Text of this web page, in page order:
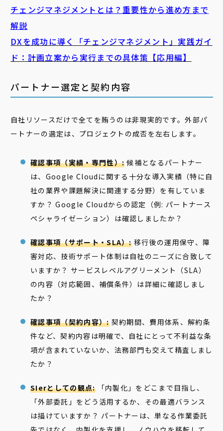
チェンジマネジメントとは？重要性から進め方まで
解説
DXを成功に導く「チェンジマネジメント」実践ガイ
ド：計画立案から実行までの具体策【応用編】
パートナー選定と契約内容
自社リソースだけで全てを賄うのは非現実的です。外部パ
ートナーの選定は、プロジェクトの成否を左右します。
確認事項（実績・専門性）: 候補となるパートナー
は、Google Cloudに関する十分な導入実績（特に自
社の業界や課題解決に関連する分野）を有していま
すか？ Google Cloudからの認定（例: パートナース
ペシャライゼーション）は確認しましたか？
確認事項（サポート・SLA）:移行後の運用保守、障
害対応、技術サポート体制は自社のニーズに合致して
いますか？ サービスレベルアグリーメント（SLA）
の内容（対応範囲、補償条件）は詳細に確認しまし
たか？
確認事項（契約内容）:契約期間、費用体系、解約条
件など、契約内容は明確で、自社にとって不利益な条
項が含まれていないか、法務部門も交えて精査しまし
たか？
SIerとしての観点:「内製化」をどこまで目指し、
「外部委託」をどう活用するか、その最適バランス
は描けていますか？ パートナーは、単なる作業委託